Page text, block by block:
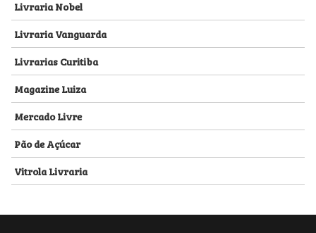
Livraria Nobel
Livraria Vanguarda
Livrarias Curitiba
Magazine Luiza
Mercado Livre
Pão de Açúcar
Vitrola Livraria